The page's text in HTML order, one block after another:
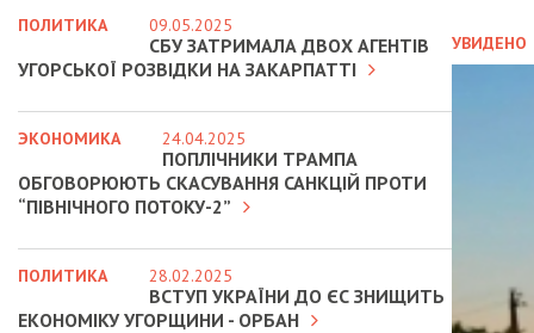
УВИДЕНО
ПОЛИТИКА 09.05.2025
СБУ ЗАТРИМАЛА ДВОХ АГЕНТІВ
УГОРСЬКОЇ РОЗВІДКИ НА ЗАКАРПАТТІ
ЭКОНОМИКА 24.04.2025
ПОПЛІЧНИКИ ТРАМПА
ОБГОВОРЮЮТЬ СКАСУВАННЯ САНКЦІЙ ПРОТИ
“ПІВНІЧНОГО ПОТОКУ-2”
ПОЛИТИКА 28.02.2025
ВСТУП УКРАЇНИ ДО ЄС ЗНИЩИТЬ
ЕКОНОМІКУ УГОРЩИНИ - ОРБАН